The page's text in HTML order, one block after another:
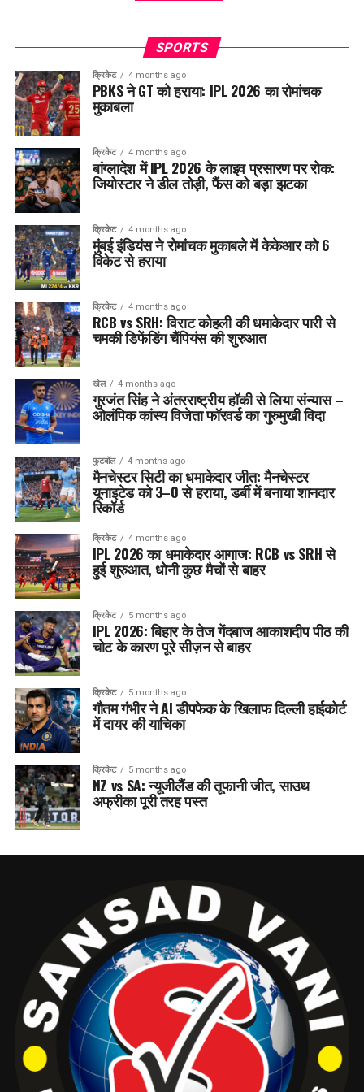
SPORTS
क्रिकेट 4 months ago
PBKS ने GT को हराया: IPL 2026 का रोमांचक
मुकाबला
क्रिकेट 4 months ago
बांग्लादेश में IPL 2026 के लाइव प्रसारण पर रोक:
जियोस्टार ने डील तोड़ी, फैंस को बड़ा झटका
क्रिकेट 4 months ago
मुंबई इंडियंस ने रोमांचक मुकाबले में केकेआर को 6
विकेट से हराया
क्रिकेट 4 months ago
RCB vs SRH: विराट कोहली की धमाकेदार पारी से
चमकी डिफेंडिंग चैंपियंस की शुरुआत
खेल 4 months ago
गुरजंत सिंह ने अंतरराष्ट्रीय हॉकी से लिया संन्यास –
ओलंपिक कांस्य विजेता फॉरवर्ड का गुरुमुखी विदा
फुटबॉल 4 months ago
मैनचेस्टर सिटी का धमाकेदार जीत: मैनचेस्टर
यूनाइटेड को 3–0 से हराया, डर्बी में बनाया शानदार
रिकॉर्ड
क्रिकेट 4 months ago
IPL 2026 का धमाकेदार आगाज: RCB vs SRH से
हुई शुरुआत, धोनी कुछ मैचों से बाहर
क्रिकेट 5 months ago
IPL 2026: बिहार के तेज गेंदबाज आकाशदीप पीठ की
चोट के कारण पूरे सीज़न से बाहर
क्रिकेट 5 months ago
गौतम गंभीर ने AI डीपफेक के खिलाफ दिल्ली हाईकोर्ट
में दायर की याचिका
क्रिकेट 5 months ago
NZ vs SA: न्यूजीलैंड की तूफानी जीत, साउथ
अफ्रीका पूरी तरह पस्त